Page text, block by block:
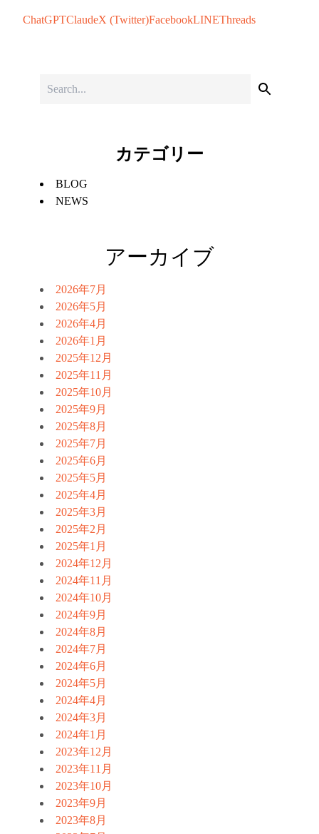
ChatGPTClaudeX (Twitter)FacebookLINEThreads
カテゴリー
BLOG
NEWS
アーカイブ
2026年7月
2026年5月
2026年4月
2026年1月
2025年12月
2025年11月
2025年10月
2025年9月
2025年8月
2025年7月
2025年6月
2025年5月
2025年4月
2025年3月
2025年2月
2025年1月
2024年12月
2024年11月
2024年10月
2024年9月
2024年8月
2024年7月
2024年6月
2024年5月
2024年4月
2024年3月
2024年1月
2023年12月
2023年11月
2023年10月
2023年9月
2023年8月